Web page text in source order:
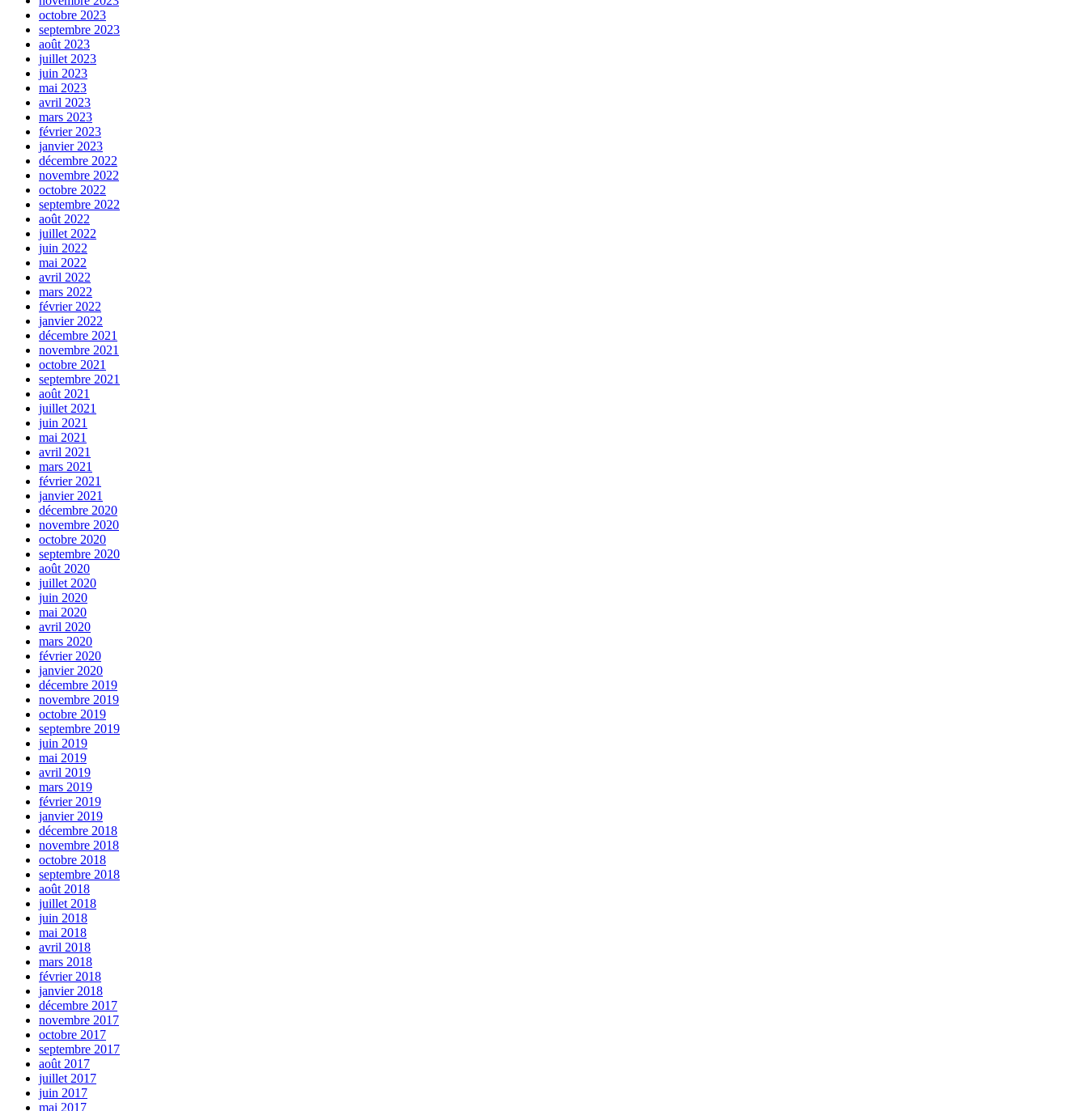
octobre 2023
septembre 2023
août 2023
juillet 2023
juin 2023
mai 2023
avril 2023
mars 2023
février 2023
janvier 2023
décembre 2022
novembre 2022
octobre 2022
septembre 2022
août 2022
juillet 2022
juin 2022
mai 2022
avril 2022
mars 2022
février 2022
janvier 2022
décembre 2021
novembre 2021
octobre 2021
septembre 2021
août 2021
juillet 2021
juin 2021
mai 2021
avril 2021
mars 2021
février 2021
janvier 2021
décembre 2020
novembre 2020
octobre 2020
septembre 2020
août 2020
juillet 2020
juin 2020
mai 2020
avril 2020
mars 2020
février 2020
janvier 2020
décembre 2019
novembre 2019
octobre 2019
septembre 2019
juin 2019
mai 2019
avril 2019
mars 2019
février 2019
janvier 2019
décembre 2018
novembre 2018
octobre 2018
septembre 2018
août 2018
juillet 2018
juin 2018
mai 2018
avril 2018
mars 2018
février 2018
janvier 2018
décembre 2017
novembre 2017
octobre 2017
septembre 2017
août 2017
juillet 2017
juin 2017
mai 2017